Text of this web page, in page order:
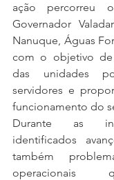
ação percorreu
Governador
Nanuque, Águas
com o objetivo de
das unidades
servidores e
funcionamento do
Durante as
identificados
também
operacionais